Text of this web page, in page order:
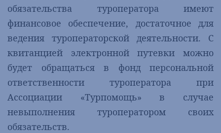
обязательства туроператора имеют
финансовое обеспечение, достаточное для
ведения туроператорской деятельности. С
квитанцией электронной путевки можно
будет обращаться в фонд персональной
ответственности туроператора при
Ассоциации «Турпомощь» в случае
невыполнения туроператором своих
обязательств.